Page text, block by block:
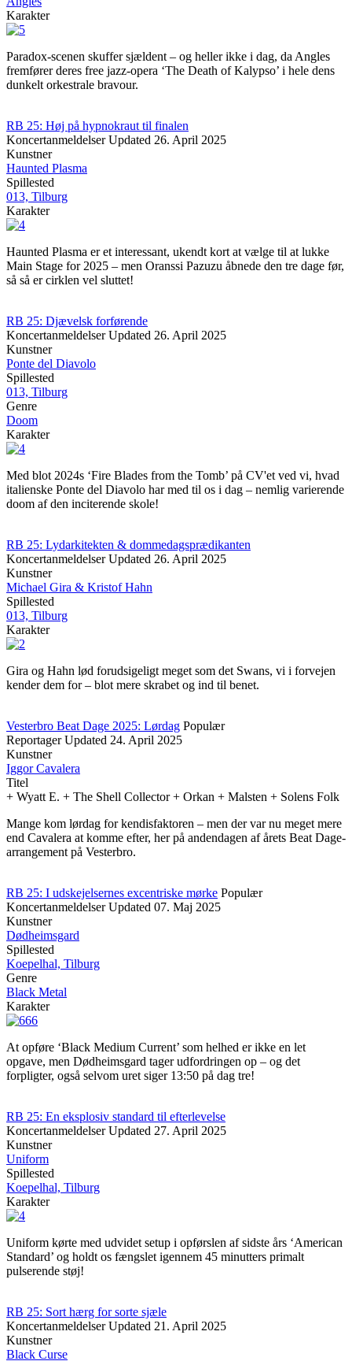
Karakter
Paradox-scenen skuffer sjældent – og heller ikke i dag, da Angles
fremfører deres free jazz-opera ‘The Death of Kalypso’ i hele dens
dunkelt orkestrale bravour.
RB 25: Høj på hypnokraut til finalen
Koncertanmeldelser Updated 26. April 2025
Kunstner
Haunted Plasma
Spillested
013, Tilburg
Karakter
Haunted Plasma er et interessant, ukendt kort at vælge til at lukke
Main Stage for 2025 – men Oranssi Pazuzu åbnede den tre dage før,
så så er cirklen vel sluttet!
RB 25: Djævelsk forførende
Koncertanmeldelser Updated 26. April 2025
Kunstner
Ponte del Diavolo
Spillested
013, Tilburg
Genre
Doom
Karakter
Med blot 2024s ‘Fire Blades from the Tomb’ på CV'et ved vi, hvad
italienske Ponte del Diavolo har med til os i dag – nemlig varierende
doom af den inciterende skole!
RB 25: Lydarkitekten & dommedagsprædikanten
Koncertanmeldelser Updated 26. April 2025
Kunstner
Michael Gira & Kristof Hahn
Spillested
013, Tilburg
Karakter
Gira og Hahn lød forudsigeligt meget som det Swans, vi i forvejen
kender dem for – blot mere skrabet og ind til benet.
Vesterbro Beat Dage 2025: Lørdag Populær
Reportager Updated 24. April 2025
Kunstner
Iggor Cavalera
Titel
+ Wyatt E. + The Shell Collector + Orkan + Malsten + Solens Folk
Mange kom lørdag for kendisfaktoren – men der var nu meget mere
end Cavalera at komme efter, her på andendagen af årets Beat Dage-
arrangement på Vesterbro.
RB 25: I udskejelsernes excentriske mørke Populær
Koncertanmeldelser Updated 07. Maj 2025
Kunstner
Dødheimsgard
Spillested
Koepelhal, Tilburg
Genre
Black Metal
Karakter
At opføre ‘Black Medium Current’ som helhed er ikke en let
opgave, men Dødheimsgard tager udfordringen op – og det
forpligter, også selvom uret siger 13:50 på dag tre!
RB 25: En eksplosiv standard til efterlevelse
Koncertanmeldelser Updated 27. April 2025
Kunstner
Uniform
Spillested
Koepelhal, Tilburg
Karakter
Uniform kørte med udvidet setup i opførslen af sidste års ‘American
Standard’ og holdt os fængslet igennem 45 minutters primalt
pulserende støj!
RB 25: Sort hærg for sorte sjæle
Koncertanmeldelser Updated 21. April 2025
Kunstner
Black Curse